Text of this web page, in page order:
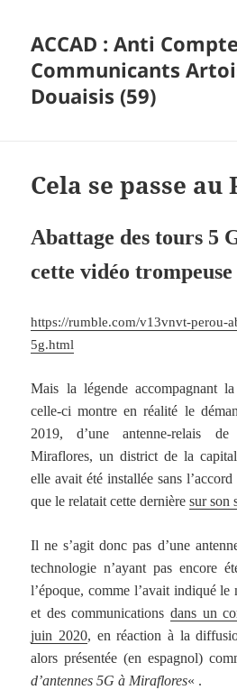
ACCAD : Anti
Communicants
Douaisis (59)
Cela se passe au
Abattage des tours 5
cette vidéo trompeuse
https://rumble.com/v13vnvt-perou-
5g.html
Mais la légende accompagnant
celle-ci montre en réalité le
2019, d’une antenne-relais
Miraflores, un district de la
elle avait été installée sans
que le relatait cette dernièresur son
Il ne s’agit donc pas d’une
technologie n’ayant pas encore
l’époque, comme l’avait indiqué le
et des communications dans un
juin 2020, en réaction à la
alors présentée (en espagnol)
d’antennes 5G à Miraflores« .